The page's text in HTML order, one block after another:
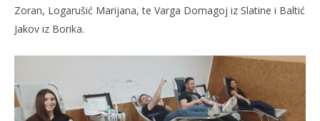
TRENUTNO OTVORENO
4. akcija DDK u 2023. godini
Zoran, Logarušić Marijana, te Varga Domagoj iz Slatine i Baltić
Jakov iz Borika.